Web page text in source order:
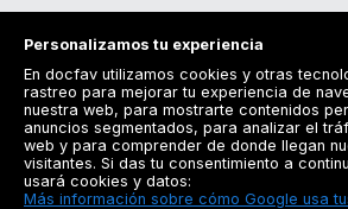
Registrarse
Docfav
Personalizamos tu experiencia
En docfav utilizamos cookies y otras
rastreo para mejorar tu experiencia de
nuestra web, para mostrarte contenidos
anuncios segmentados, para analizar el
web y para comprender de donde llegan
visitantes. Si das tu consentimiento a
usará cookies y datos:
Más información sobre cómo Google usa